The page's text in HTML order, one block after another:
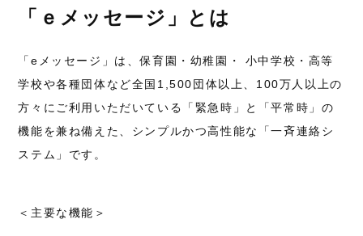
「ｅメッセージ」とは
「eメッセージ」は、保育園・幼稚園・ 小中学校・高等
学校や各種団体など全国1,500団体以上、100万人以上の
方々にご利用いただいている「緊急時」と「平常時」の
機能を兼ね備えた、シンプルかつ高性能な「一斉連絡シ
ステム」です。
＜主要な機能＞